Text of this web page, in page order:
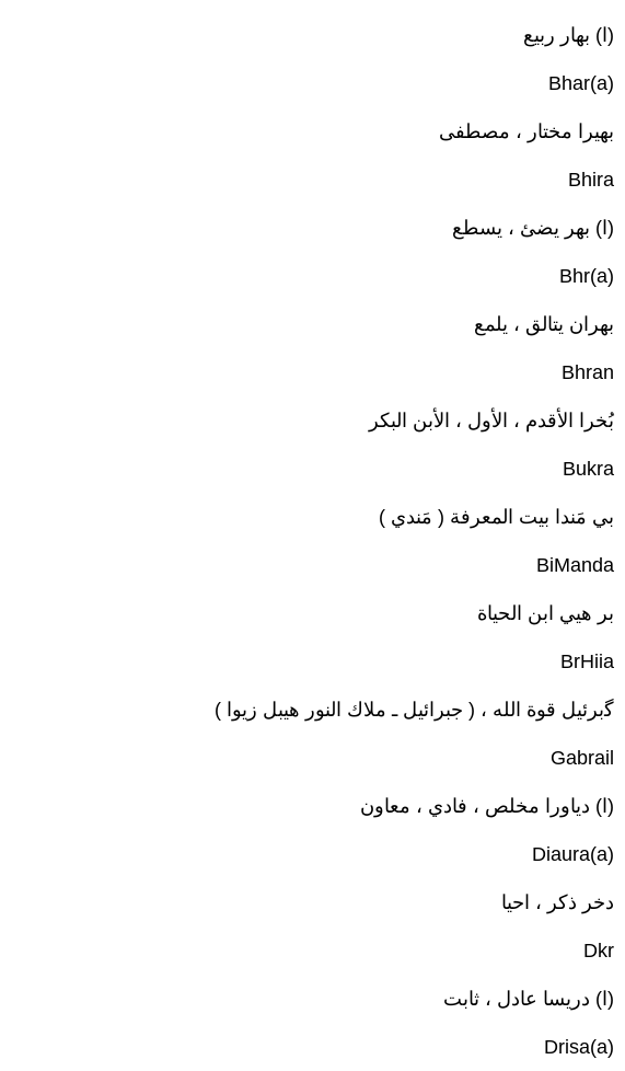
(ا) بهار ربيع
(a)Bhar
بهيرا مختار ، مصطفى
Bhira
(ا) بهر يضئ ، يسطع
(a)Bhr
بهران يتالق ، يلمع
Bhran
بُخرا الأقدم ، الأول ، الأبن البكر
Bukra
بي مَندا بيت المعرفة ( مَندي )
BiManda
بر هيي ابن الحياة
BrHiia
ﮔبرئيل قوة الله ، ( جبرائيل ـ ملاك النور هيبل زيوا )
Gabrail
(ا) دياورا مخلص ، فادي ، معاون
(a)Diaura
دخر ذكر ، احيا
Dkr
(ا) دريسا عادل ، ثابت
(a)Drisa